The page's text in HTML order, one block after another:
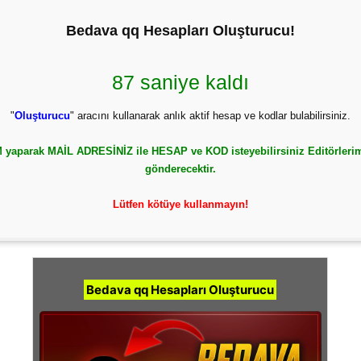
Bedava qq Hesapları Oluşturucu!
86 saniye kaldı
"Oluşturucu" aracını kullanarak anlık aktif hesap ve kodlar bulabilirsiniz.
yaparak MAİL ADRESİNİZ ile HESAP ve KOD isteyebilirsiniz
gönderecektir.
Lütfen kötüye kullanmayın!
Bedava qq Hesapları Oluşturucu